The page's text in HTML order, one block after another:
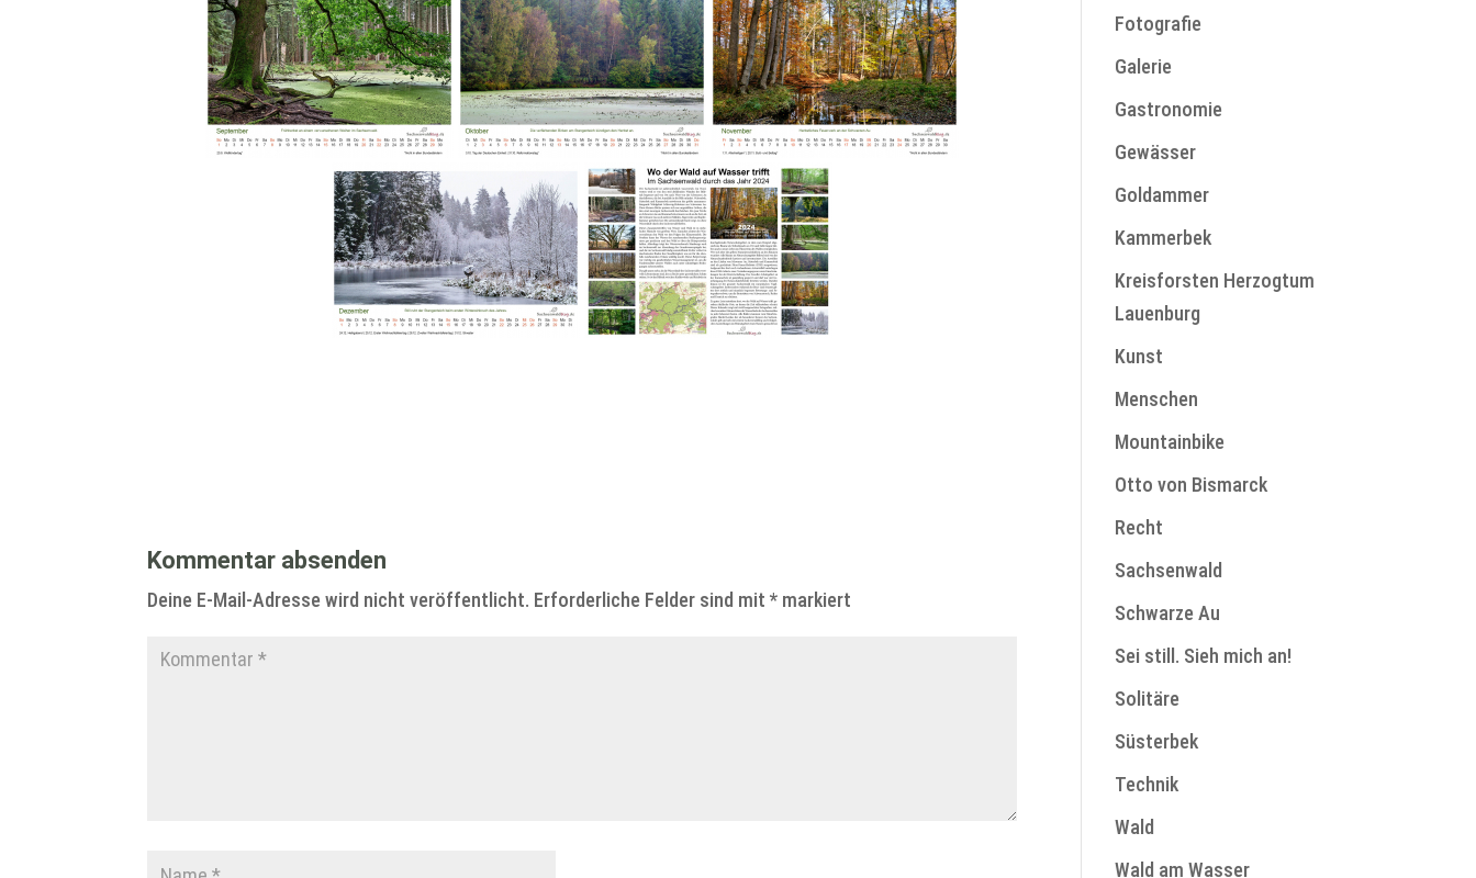
Kommentar absenden
Deine E-Mail-Adresse wird nicht veröffentlicht. Erforderliche Felder sind mit* markiert
Fotografie
Galerie
Gastronomie
Gewässer
Goldammer
Kammerbek
Kreisforsten Herzogtum
Lauenburg
Kunst
Menschen
Mountainbike
Otto von Bismarck
Recht
Sachsenwald
Schwarze Au
Sei still. Sieh mich an!
Solitäre
Süsterbek
Technik
Wald
Wald am Wasser